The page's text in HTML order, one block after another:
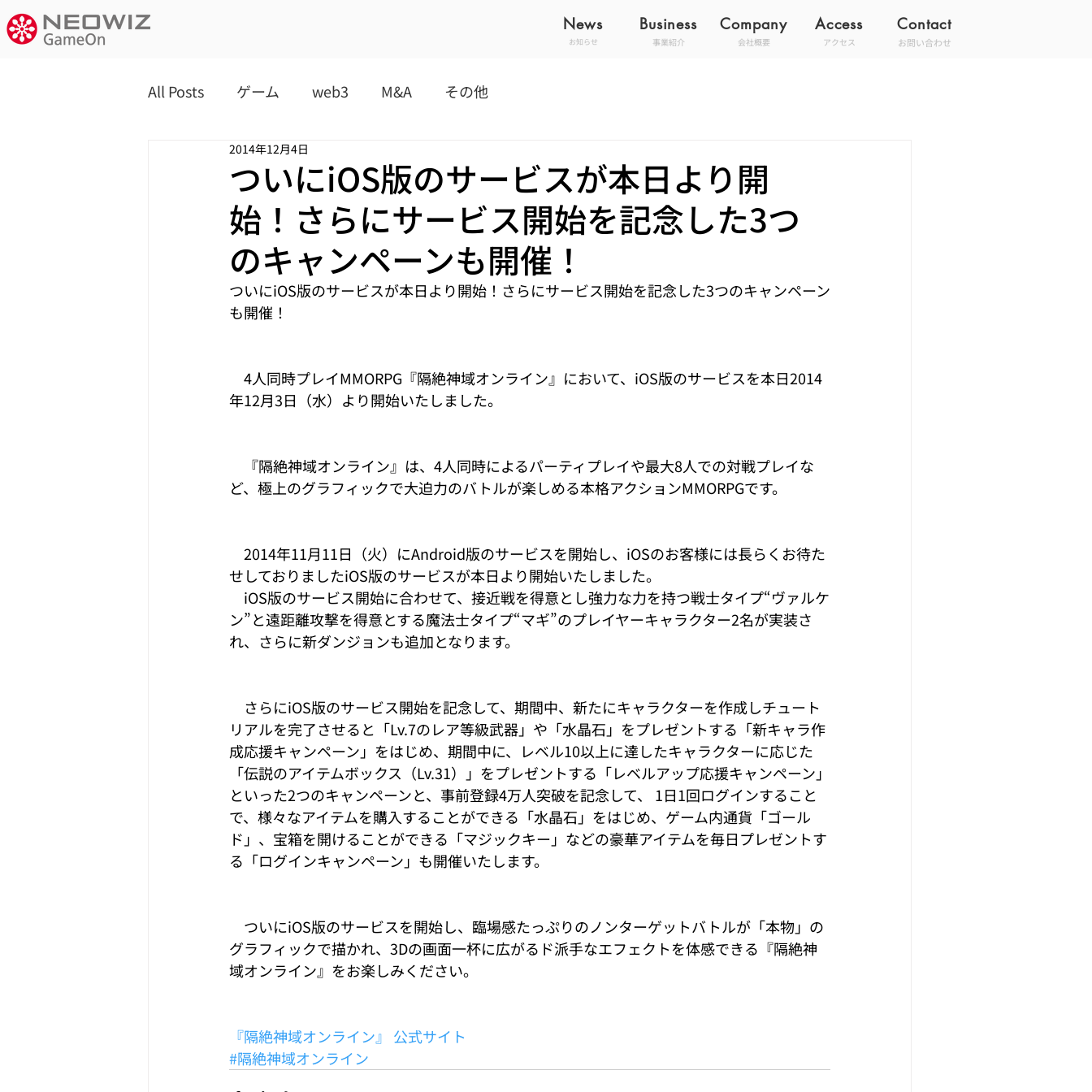
News Business
お知らせ 事業紹介
Access Contact
アクセス お問い合わせ
Company
会社概要
All Posts ゲーム web3 M&A その他
ついにiOS版のサービスが本日より開
始！さらにサービス開始を記念した3つ
のキャンペーンも開催！
2014年12月4日
ついにiOS版のサービスが本日より開始！さらにサービス開始を記念した3つのキャンペーン
も開催！
4人同時プレイMMORPG『隔絶神域オンライン』において、iOS版のサービスを本日2014
年12月3日（水）より開始いたしました。
『隔絶神域オンライン』は、4人同時によるパーティプレイや最大8人での対戦プレイな
ど、極上のグラフィックで大迫力のバトルが楽しめる本格アクションMMORPGです。
2014年11月11日（火）にAndroid版のサービスを開始し、iOSのお客様には長らくお待た
せしておりましたiOS版のサービスが本日より開始いたしました。
iOS版のサービス開始に合わせて、接近戦を得意とし強力な力を持つ戦士タイプ“ヴァルケ
ン”と遠距離攻撃を得意とする魔法士タイプ“マギ”のプレイヤーキャラクター2名が実装さ
れ、さらに新ダンジョンも追加となります。
さらにiOS版のサービス開始を記念して、期間中、新たにキャラクターを作成しチュート
リアルを完了させると「Lv.7のレア等級武器」や「水晶石」をプレゼントする「新キャラ作
成応援キャンペーン」をはじめ、期間中に、レベル10以上に達したキャラクターに応じた
「伝説のアイテムボックス（Lv.31）」をプレゼントする「レベルアップ応援キャンペーン」
といった2つのキャンペーンと、事前登録4万人突破を記念して、 1日1回ログインすること
で、様々なアイテムを購入することができる「水晶石」をはじめ、ゲーム内通貨「ゴール
ド」、宝箱を開けることができる「マジックキー」などの豪華アイテムを毎日プレゼントす
る「ログインキャンペーン」も開催いたします。
ついにiOS版のサービスを開始し、臨場感たっぷりのノンターゲットバトルが「本物」の
グラフィックで描かれ、3Dの画面一杯に広がるド派手なエフェクトを体感できる『隔絶神
域オンライン』をお楽しみください。
『隔絶神域オンライン』 公式サイト
#隔絶神域オンライン